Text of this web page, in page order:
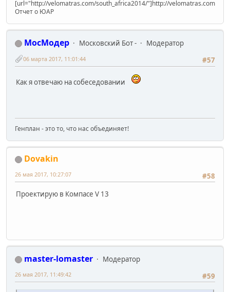
[url="http://velomatras.com/south_africa2014/"]http://velomatras.com/
Отчет о ЮАР
МосМодер Московский Бот -
Модератор
#57
06 марта 2017, 11:01:44
Как я отвечаю на собеседовании
Генплан - это то, что нас объединяет!
Dovakin
#58
26 мая 2017, 10:27:07
Проектирую в Компасе V 13
master-lomaster
Модератор
#59
26 мая 2017, 11:49:42